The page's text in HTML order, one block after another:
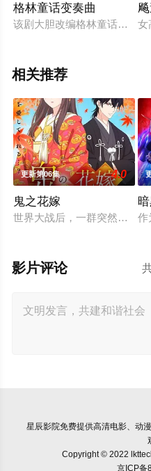
格林童话变奏曲
该剧大胆改编格林童话， 女
相关推荐
更新第06集 4.0
鬼之花嫁
世界大战后，一群突然现身作
影片评论
星辰影院免费提供高清电影、动
Copyright © 2022
京ICP备